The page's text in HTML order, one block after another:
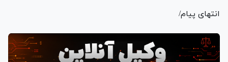
انتهای پیام/